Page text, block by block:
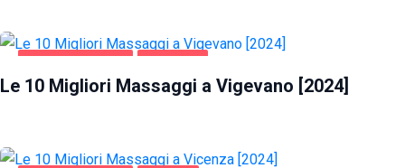
INTRATTENIMENTO VIGEVANO
Le 10 Migliori Massaggi a Vigevano [2024]